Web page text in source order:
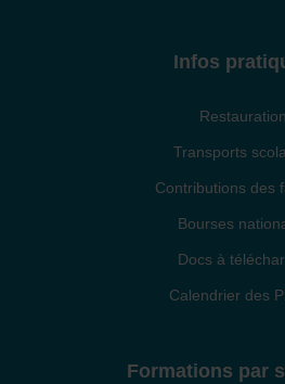
Infos
Restauration
Transports
Contributions des
Bourses
Docs à
Calendrier des
Formations par